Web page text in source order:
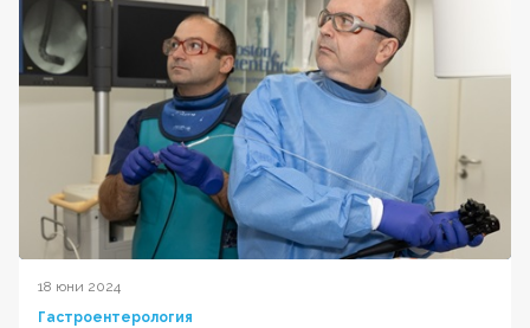
18 юни 2024
Гастроентерология